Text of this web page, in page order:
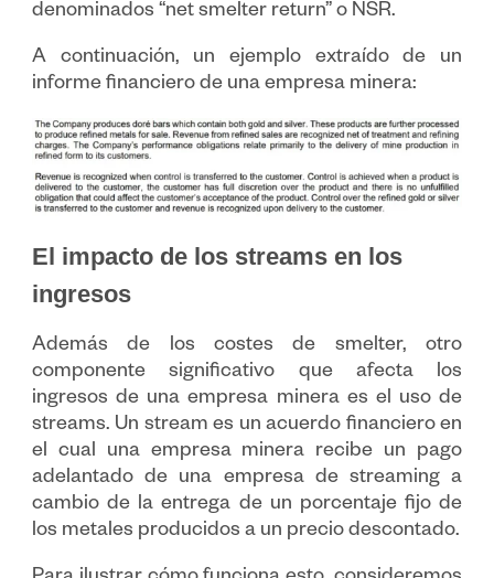
denominados “net smelter return” o NSR.
A continuación, un ejemplo extraído de un
informe financiero de una empresa minera:
El impacto de los streams en los
ingresos
Además de los costes de smelter, otro
componente significativo que afecta los
ingresos de una empresa minera es el uso de
streams. Un stream es un acuerdo financiero en
el cual una empresa minera recibe un pago
adelantado de una empresa de streaming a
cambio de la entrega de un porcentaje fijo de
los metales producidos a un precio descontado.